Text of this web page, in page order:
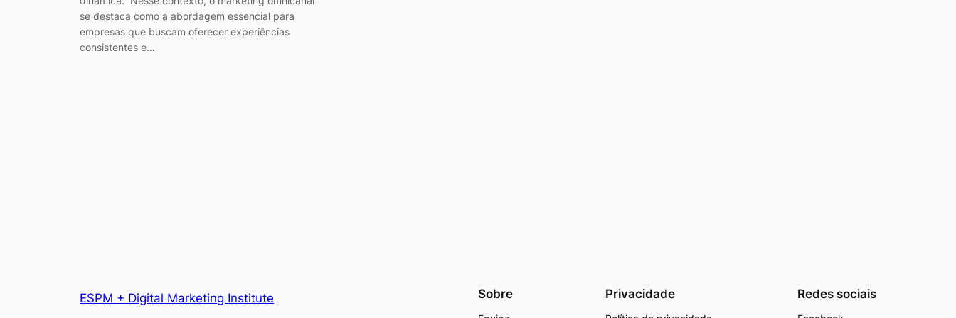
se destaca como a abordagem essencial para
empresas que buscam oferecer experiências
consistentes e…
ESPM + Digital Marketing Institute Sobre Privacidade Redes sociais